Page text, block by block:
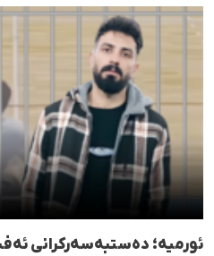
ئورمیە؛ دەستبەسەرکرانی